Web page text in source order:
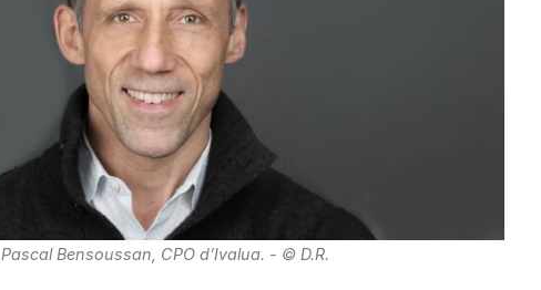
Pascal Bensoussan, CPO d’Ivalua. - © D.R.